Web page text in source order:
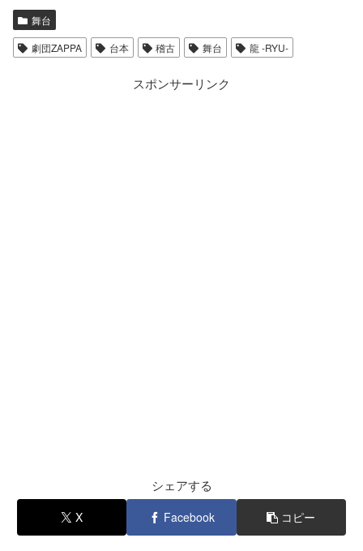
舞台
劇団ZAPPA 台本 稽古 舞台 龍 -RYU-
スポンサーリンク
シェアする
X Facebook コピー